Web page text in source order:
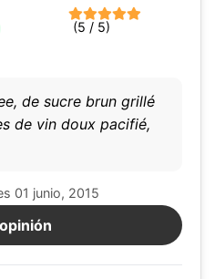
(5 / 5)
de sucre brun grillé
de vin doux pacifié,
01 junio, 2015